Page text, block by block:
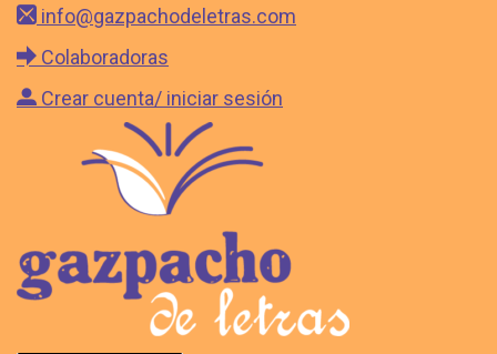
info@gazpachodeletras.com
Colaboradoras
Crear cuenta/ iniciar sesión